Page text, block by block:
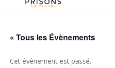
« Tous les Évènements
Cet évènement est passé.